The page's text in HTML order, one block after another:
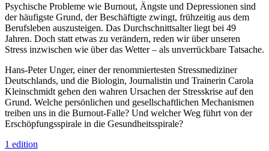
Psychische Probleme wie Burnout, Ängste und Depressionen sind
der häufigste Grund, der Beschäftigte zwingt, frühzeitig aus dem
Berufsleben auszusteigen. Das Durchschnittsalter liegt bei 49
Jahren. Doch statt etwas zu verändern, reden wir über unseren
Stress inzwischen wie über das Wetter – als unverrückbare Tatsache.
Hans-Peter Unger, einer der renommiertesten Stressmediziner
Deutschlands, und die Biologin, Journalistin und Trainerin Carola
Kleinschmidt gehen den wahren Ursachen der Stresskrise auf den
Grund. Welche persönlichen und gesellschaftlichen Mechanismen
treiben uns in die Burnout-Falle? Und welcher Weg führt von der
Erschöpfungsspirale in die Gesundheitsspirale?
1 edition